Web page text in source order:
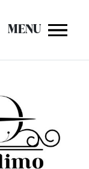
MENU